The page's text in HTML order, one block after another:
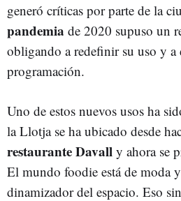
generó críticas por parte de la
pandemia de 2020 supuso un
obligando a redefinir su uso y a
programación.
Uno de estos nuevos usos ha
la Llotja se ha ubicado desde
restaurante Davall y ahora se
El mundo foodie está de moda y
dinamizador del espacio. Eso